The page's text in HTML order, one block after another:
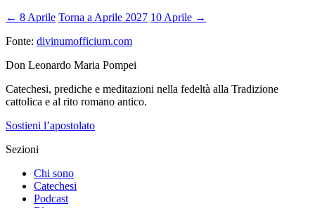
← 8 Aprile Torna a Aprile 2027 10 Aprile →
Fonte: divinumofficium.com
Don Leonardo Maria Pompei
Catechesi, prediche e meditazioni nella fedeltà alla Tradizione
cattolica e al rito romano antico.
Sostieni l’apostolato
Sezioni
Chi sono
Catechesi
Podcast